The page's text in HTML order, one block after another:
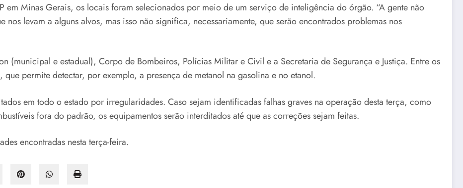
em Minas Gerais, os locais foram selecionados por meio de um serviço de inteligência do órgão. “A gente não
nos levam a alguns alvos, mas isso não significa, necessariamente, que serão encontrados problemas nos
(municipal e estadual), Corpo de Bombeiros, Polícias Militar e Civil e a Secretaria de Segurança e Justiça. Entre os
permite detectar, por exemplo, a presença de metanol na gasolina e no etanol.
em todo o estado por irregularidades. Caso sejam identificadas falhas graves na operação desta terça, como
fora do padrão, os equipamentos serão interditados até que as correções sejam feitas.
encontradas nesta terça-feira.